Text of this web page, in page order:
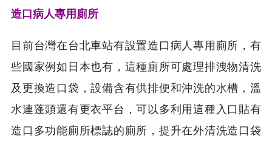
造口病人專用廁所
目前台灣在台北車站有設置造口病人專用廁所，有
些國家例如日本也有，這種廁所可處理排洩物清洗
及更換造口袋，設備含有供排便和沖洗的水槽，溫
水連蓬頭還有更衣平台，可以多利用這種入口貼有
造口多功能廁所標誌的廁所，提升在外清洗造口袋